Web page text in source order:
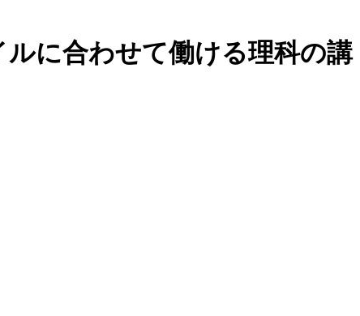
に合わせて働ける理科の講